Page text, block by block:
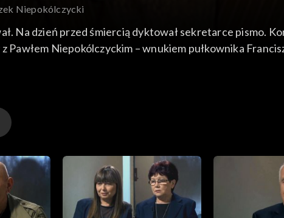
Niepokólczycki
Na dzień przed śmiercią dyktował sekretarce pismo.
Pawłem Niepokólczyckim – wnukiem pułkownika
Walki Zbrojnej i Kedywu Armii Krajowej. Po wojnie